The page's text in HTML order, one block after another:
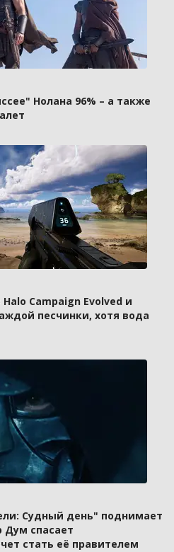
Нолана 96% – а также
Campaign Evolved и
песчинки, хотя вода
Судный день" поднимает
Дум спасает
стать её правителем